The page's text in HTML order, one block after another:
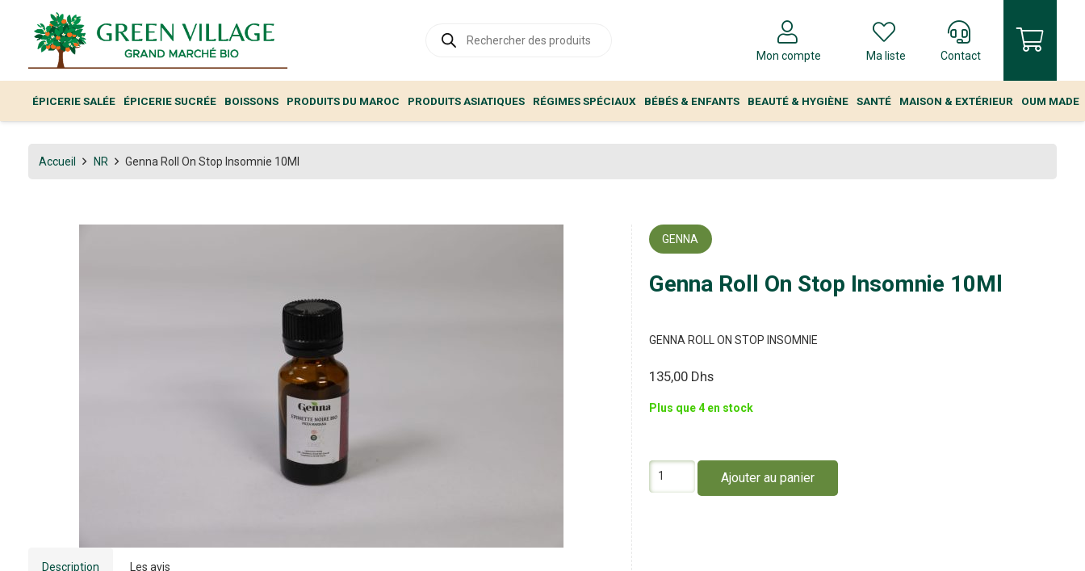
produits
Mon compte Ma liste Contact
ÉPICERIE SALÉE ÉPICERIE SUCRÉE BOISSONS PRODUITS DU MAROC PRODUITS ASIATIQUES RÉGIMES SPÉCIAUX BÉBÉS & ENFANTS BEAUTÉ & HYGIÈNE SANTÉ MAISON & EXTÉRIEUR OUM MADE
Accueil NR Genna Roll On Stop Insomnie 10Ml
Description Les avis
GENNA
Genna Roll On Stop Insomnie 10Ml
GENNA ROLL ON STOP INSOMNIE
135,00 Dhs
Plus que 4 en stock
quantité
de
Ajouter au panier